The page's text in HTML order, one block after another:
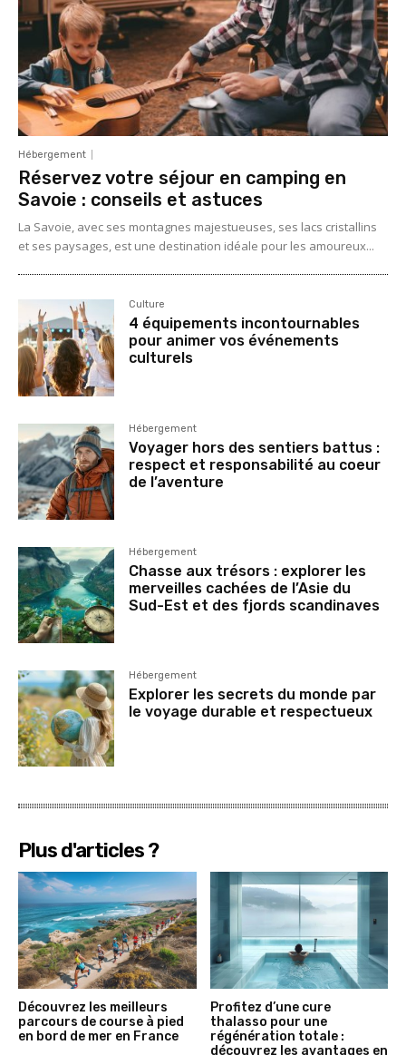
Hébergement
Réservez votre séjour en camping en
Savoie : conseils et astuces
La Savoie, avec ses montagnes majestueuses, ses lacs cristallins
et ses paysages, est une destination idéale pour les amoureux...
Culture
4 équipements incontournables
pour animer vos événements
culturels
Hébergement
Voyager hors des sentiers battus :
respect et responsabilité au coeur
de l’aventure
Hébergement
Chasse aux trésors : explorer les
merveilles cachées de l’Asie du
Sud-Est et des fjords scandinaves
Hébergement
Explorer les secrets du monde par
le voyage durable et respectueux
Plus d'articles ?
Découvrez les meilleurs
parcours de course à pied
en bord de mer en France
Profitez d’une cure
thalasso pour une
régénération totale :
découvrez les avantages en